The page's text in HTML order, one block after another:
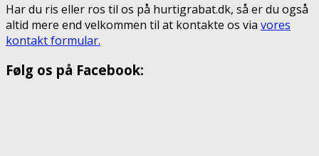
Har du ris eller ros til os på hurtigrabat.dk, så er du også
altid mere end velkommen til at kontakte os via vores
kontakt formular.
Følg os på Facebook: